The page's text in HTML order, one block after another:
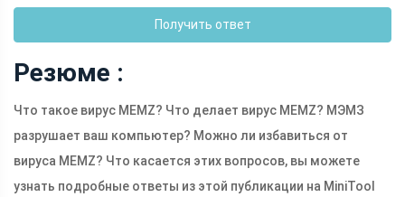
Получить ответ
Резюме :
Что такое вирус MEMZ? Что делает вирус MEMZ? МЭМЗ
разрушает ваш компьютер? Можно ли избавиться от
вируса MEMZ? Что касается этих вопросов, вы можете
узнать подробные ответы из этой публикации на MiniTool